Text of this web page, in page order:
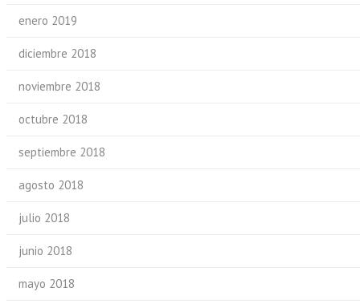
enero 2019
diciembre 2018
noviembre 2018
octubre 2018
septiembre 2018
agosto 2018
julio 2018
junio 2018
mayo 2018